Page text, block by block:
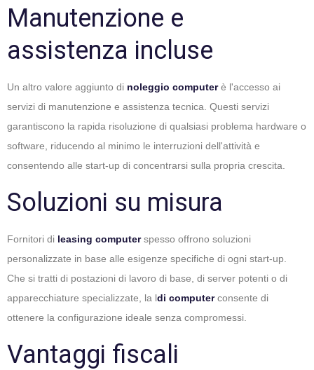
Manutenzione e
assistenza incluse
Un altro valore aggiunto di noleggio computerè l'accesso ai
servizi di manutenzione e assistenza tecnica. Questi servizi
garantiscono la rapida risoluzione di qualsiasi problema hardware o
software, riducendo al minimo le interruzioni dell'attività e
consentendo alle start-up di concentrarsi sulla propria crescita.
Soluzioni su misura
Fornitori di leasing computerspesso offrono soluzioni
personalizzate in base alle esigenze specifiche di ogni start-up.
Che si tratti di postazioni di lavoro di base, di server potenti o di
apparecchiature specializzate, la ldi computerconsente di
ottenere la configurazione ideale senza compromessi.
Vantaggi fiscali